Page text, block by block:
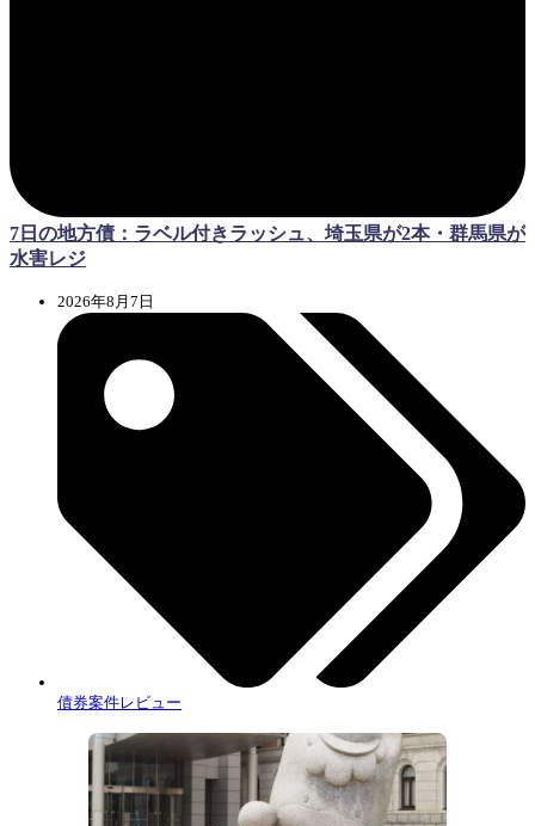
7日の地方債：ラベル付きラッシュ、埼玉県が2本・群馬県が
水害レジ
2026年8月7日
債券案件レビュー